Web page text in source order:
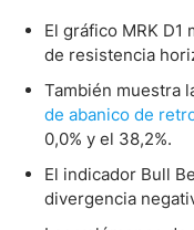
El gráfico MRK
de resistencia
También muestra
de abanico de
0,0% y el 38,2%.
El indicador Bull
divergencia